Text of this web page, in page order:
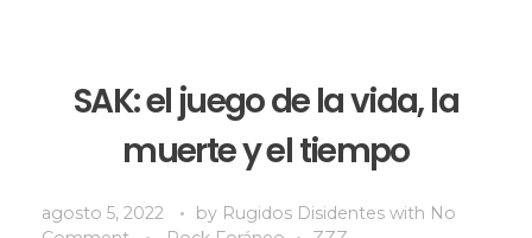
SAK: el juego de la vida, la
muerte y el tiempo
agosto 5, 2022 by Rugidos Disidentes with No